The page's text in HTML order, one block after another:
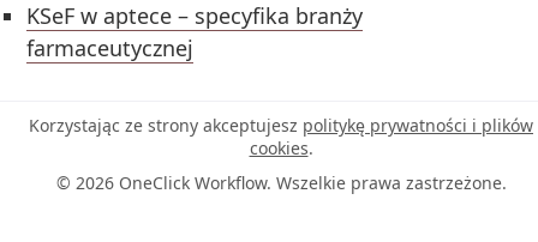
KSeF w aptece – specyfika branży
farmaceutycznej
Korzystając ze strony akceptujesz politykę prywatności i plików
cookies.
© 2026 OneClick Workflow. Wszelkie prawa zastrzeżone.